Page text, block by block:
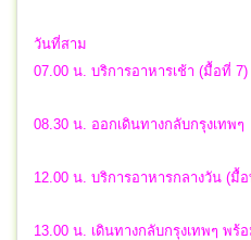
วันที่สาม
07.00 น. บริการอาหารเช้า (มื้อที่ 7)
08.30 น. ออกเดินทางกลับกรุงเทพๆ
12.00 น. บริการอาหารกลางวัน (มื้
13.00 น. เดินทางกลับกรุงเทพๆ พร้